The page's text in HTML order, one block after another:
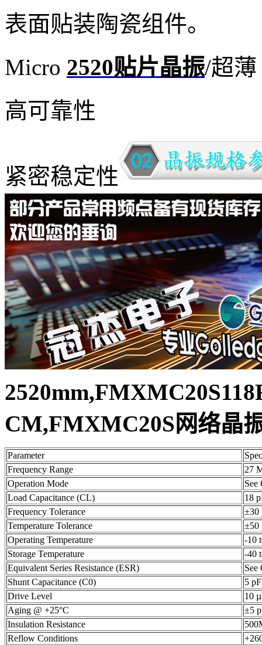
表面贴装陶瓷组件。
Micro 2520贴片晶振/超薄
高可靠性
紧密稳定性
CM,FMXMC20S网络晶
Parameter
Frequency Range
27
Operation Mode
See
Load Capacitance (CL)
18
Frequency Tolerance
±30
Temperature Tolerance
±50
Operating Temperature
-10
Storage Temperature
-40
Equivalent Series Resistance (ESR)
See
Shunt Capacitance (C0)
5
Drive Level
10
Aging @ +25°C
±5
Insulation Resistance
Reflow Conditions